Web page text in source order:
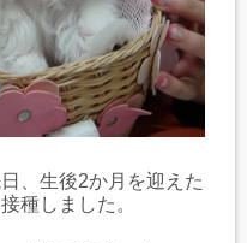
、生後2か月を迎えた
種しました。